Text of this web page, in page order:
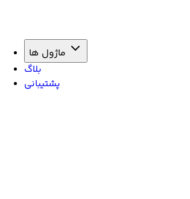
ماژول ها
بلاگ
پشتیبانی